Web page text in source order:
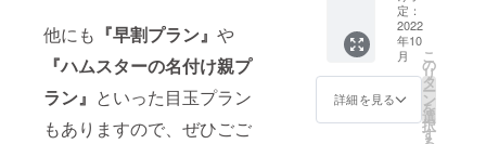
他にも 『早割プラン』 や
『ハムスターの名付け親プ
ラン』 といった目玉プラン
もありますので、ぜひごご
売品）
LOG
＋』１
個 混ぜ
て遊べ
る！特
別な
カー
ド ３
定：
2022
年10
月
詳細を見る
こ
の
リ
タ
ー
ン
を
選
択
す